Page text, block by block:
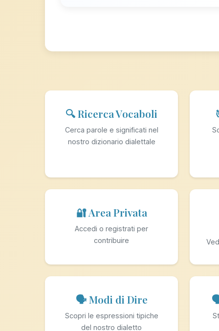
🔍 Ricerca Vocaboli
Cerca parole e significati nel
nostro dizionario dialettale
🔐 Area Privata
Accedi o registrati per
contribuire
🗣️ Modi di Dire
Scopri le espressioni tipiche
del nostro dialetto